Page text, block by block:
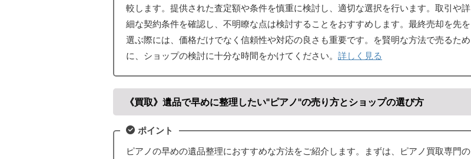
較します。提供された査定額や条件を慎重に検討し、適切な選択を行います。取引や詳
細な契約条件を確認し、不明瞭な点は検討することをおすすめします。最終売却を先を
選ぶ際には、価格だけでなく信頼性や対応の良さも重要です。を賢明な方法で売るため
に、ショップの検討に十分な時間をかけてください。 詳しく見る
《買取》遺品で早めに整理したい"ピアノ"の売り方とショップの選び方
ポイント
ピアノの早めの遺品整理におすすめな方法をご紹介します。まずは、ピアノ買取専門の